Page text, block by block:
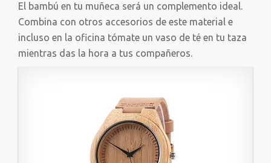
El bambú en tu muñeca será un complemento ideal.
Combina con otros accesorios de este material e
incluso en la oficina tómate un vaso de té en tu taza
mientras das la hora a tus compañeros.